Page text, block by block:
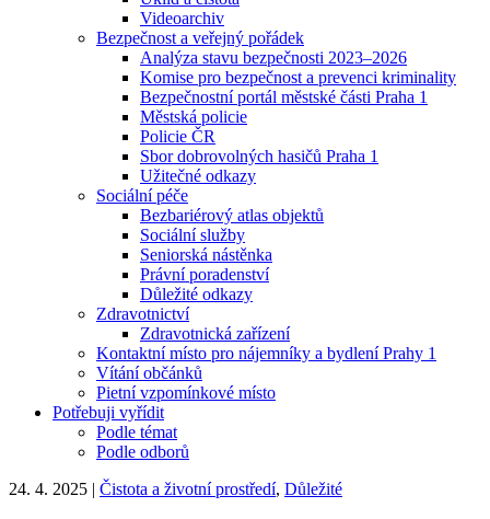
Videoarchiv
Bezpečnost a veřejný pořádek
Analýza stavu bezpečnosti 2023–2026
Komise pro bezpečnost a prevenci kriminality
Bezpečnostní portál městské části Praha 1
Městská policie
Policie ČR
Sbor dobrovolných hasičů Praha 1
Užitečné odkazy
Sociální péče
Bezbariérový atlas objektů
Sociální služby
Seniorská nástěnka
Právní poradenství
Důležité odkazy
Zdravotnictví
Zdravotnická zařízení
Kontaktní místo pro nájemníky a bydlení Prahy 1
Vítání občánků
Pietní vzpomínkové místo
Potřebuji vyřídit
Podle témat
Podle odborů
24. 4. 2025 | Čistota a životní prostředí, Důležité